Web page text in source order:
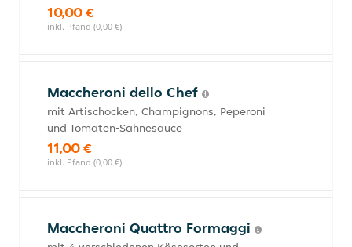
10,00 €
inkl. Pfand (0,00 €)
Maccheroni dello Chef
mit Artischocken, Champignons, Peperoni
und Tomaten-Sahnesauce
11,00 €
inkl. Pfand (0,00 €)
Maccheroni Quattro Formaggi